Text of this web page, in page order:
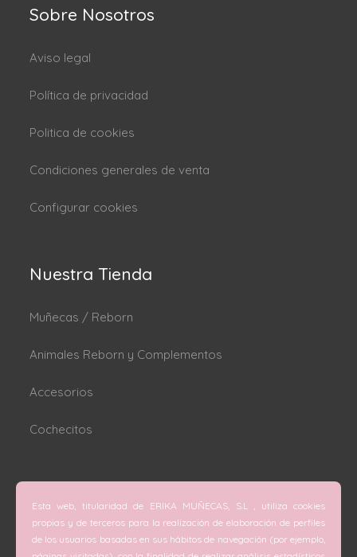
Sobre Nosotros
Aviso legal
Política de privacidad
Politica de cookies
Condiciones generales de venta
Configurar cookies
Nuestra Tienda
Muñecas / Reborn
Animales Reborn y Complementos
Accesorios
Cochecitos
C/ San Vicente Mártir nº 74 (Valencia).
C/ Doctor Melis nº 6 (Grao de Gandía).
Esta web, titularidad de ERIKA MUÑECAS, S.L , utiliza cookies
propias y de terceros para la realización de elaboración de perfiles
de los usuarios basadas en sus hábitos de navegación (por ejemplo,